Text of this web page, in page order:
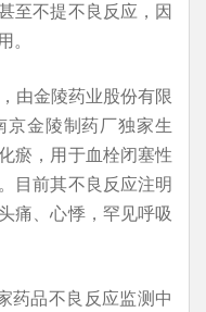
至不提不良反应，因
由金陵药业股份有限
金陵制药厂独家生
瘀，用于血栓闭塞性
目前其不良反应注明
痛、心悸，罕见呼吸
药品不良反应监测中